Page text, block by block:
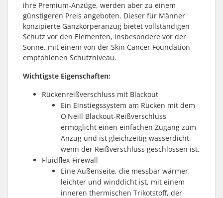
ihre Premium-Anzüge, werden aber zu einem
günstigeren Preis angeboten. Dieser für Männer
konzipierte Ganzkörperanzug bietet vollständigen
Schutz vor den Elementen, insbesondere vor der
Sonne, mit einem von der Skin Cancer Foundation
empfohlenen Schutzniveau.
Wichtigste Eigenschaften:
Rückenreißverschluss mit Blackout
Ein Einstiegssystem am Rücken mit dem
O'Neill Blackout-Reißverschluss
ermöglicht einen einfachen Zugang zum
Anzug und ist gleichzeitig wasserdicht,
wenn der Reißverschluss geschlossen ist.
Fluidflex-Firewall
Eine Außenseite, die messbar wärmer,
leichter und winddicht ist, mit einem
inneren thermischen Trikotstoff, der